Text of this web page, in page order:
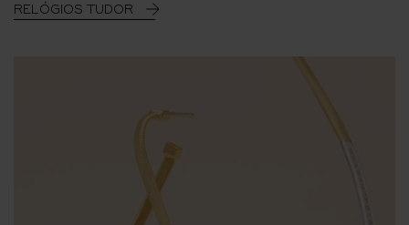
RELÓGIOS TUDOR